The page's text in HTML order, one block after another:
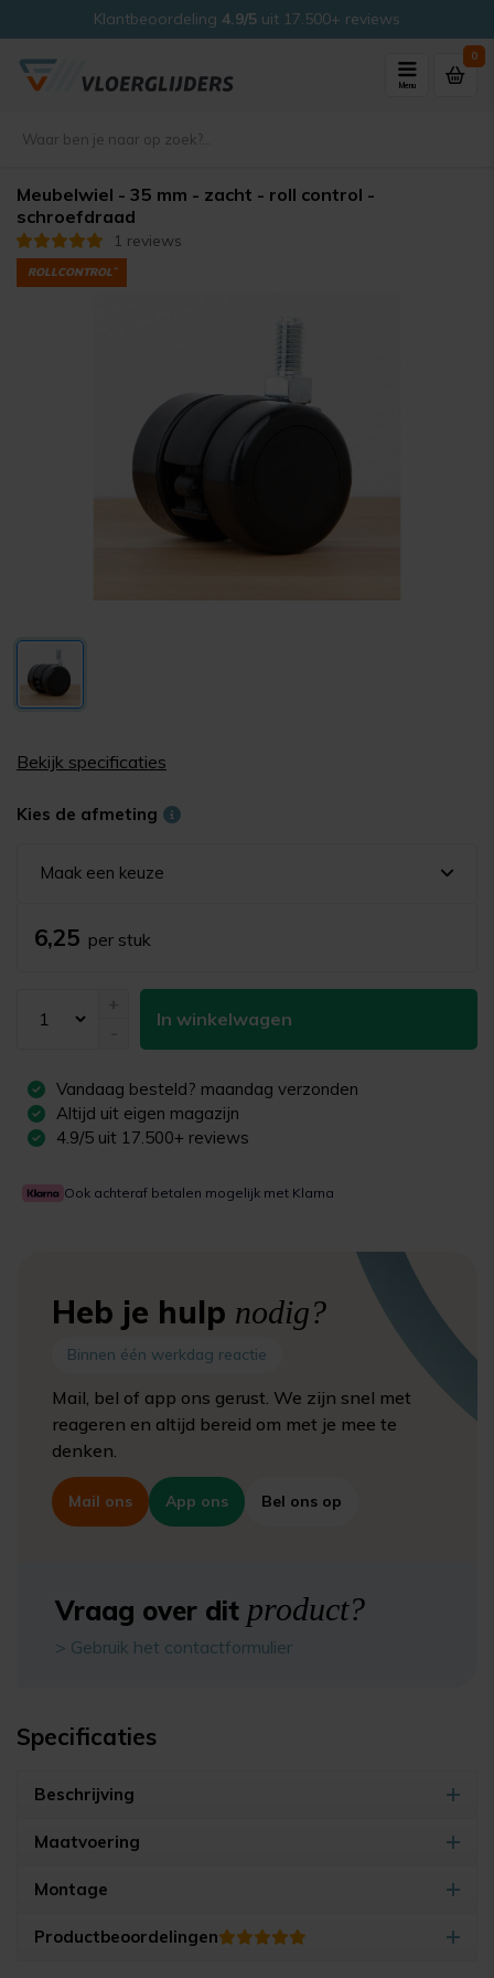
Klantbeoordeling 4.9/5 uit 17.500+ reviews
Menu
0
Meubelwiel - 35 mm - zacht - roll control -
schroefdraad
1 reviews
ROLLCONTROL¨
Bekijk specificaties
Kies de afmeting
Maak een keuze
6,25 per stuk
In winkelwagen
Vandaag besteld? maandag verzonden
Altijd uit eigen magazijn
4.9/5 uit 17.500+ reviews
Ook achteraf betalen mogelijk met Klarna
Heb je hulp nodig?
Binnen één werkdag reactie
Mail, bel of app ons gerust. We zijn snel met
reageren en altijd bereid om met je mee te
denken.
Mail ons App ons Bel ons op
Vraag over dit product?
> Gebruik het contactformulier
Specificaties
Beschrijving
Maatvoering
Montage
Productbeoordelingen